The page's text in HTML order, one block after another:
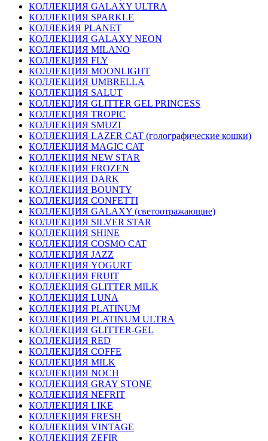
КОЛЛЕКЦИЯ GALAXY ULTRA
КОЛЛЕКЦИЯ SPARKLE
КОЛЛЕКИЯ PLANET
КОЛЛЕКЦИЯ GALAXY NEON
КОЛЛЕКЦИЯ MILANO
КОЛЛЕКЦИЯ FLY
КОЛЛЕКЦИЯ MOONLIGHT
КОЛЛЕКЦИЯ UMBRELLA
КОЛЛЕКЦИЯ SALUT
КОЛЛЕКЦИЯ GLITTER GEL PRINCESS
КОЛЛЕКЦИЯ TROPIC
КОЛЛЕКЦИЯ SMUZI
КОЛЛЕКЦИЯ LAZER CAT (голографические кошки)
КОЛЛЕКЦИЯ MAGIC CAT
КОЛЛЕКЦИЯ NEW STAR
КОЛЛЕКЦИЯ FROZEN
КОЛЛЕКЦИЯ DARK
КОЛЛЕКЦИЯ BOUNTY
КОЛЛЕКЦИЯ CONFETTI
КОЛЛЕКЦИЯ GALAXY (светоотражающие)
КОЛЛЕКЦИЯ SILVER STAR
КОЛЛЕКЦИЯ SHINE
КОЛЛЕКЦИЯ COSMO CAT
КОЛЛЕКЦИЯ JAZZ
КОЛЛЕКЦИЯ YOGURT
КОЛЛЕКЦИЯ FRUIT
КОЛЛЕКЦИЯ GLITTER MILK
КОЛЛЕКЦИЯ LUNA
КОЛЛЕКЦИЯ PLATINUM
КОЛЛЕКЦИЯ PLATINUM ULTRA
КОЛЛЕКЦИЯ GLITTER-GEL
КОЛЛЕКЦИЯ RED
КОЛЛЕКЦИЯ COFFE
КОЛЛЕКЦИЯ MILK
КОЛЛЕКЦИЯ NOCH
КОЛЛЕКЦИЯ GRAY STONE
КОЛЛЕКЦИЯ NEFRIT
КОЛЛЕКЦИЯ LIKE
КОЛЛЕКЦИЯ FRESH
КОЛЛЕКЦИЯ VINTAGE
КОЛЛЕКЦИЯ ZEFIR